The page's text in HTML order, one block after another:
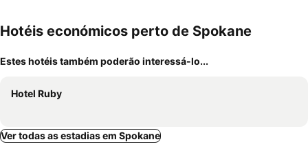
Hotéis económicos perto de Spokane
Estes hotéis também poderão interessá-lo...
Hotel Ruby
Ver todas as estadias em Spokane